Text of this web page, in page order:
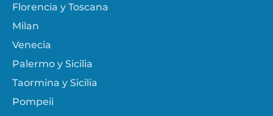
Florencia y Toscana
Milan
Venecia
Palermo y Sicilia
Taormina y Sicilia
Pompeii